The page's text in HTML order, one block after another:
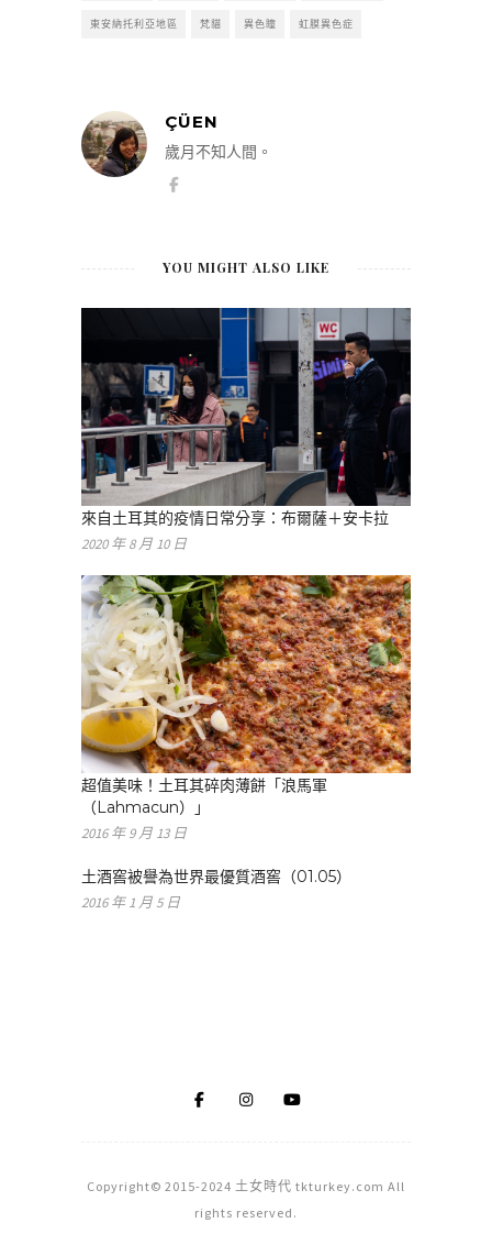
東安納托利亞地區 梵貓 異色瞳 虹膜異色症
ÇÜEN
歲月不知人間。
YOU MIGHT ALSO LIKE
來自土耳其的疫情日常分享：布爾薩＋安卡拉
2020 年 8 月 10 日
超值美味！土耳其碎肉薄餅「浪馬軍
（Lahmacun）」
2016 年 9 月 13 日
土酒窖被譽為世界最優質酒窖（01.05）
2016 年 1 月 5 日
Copyright© 2015-2024 土女時代 tkturkey.com All
rights reserved.